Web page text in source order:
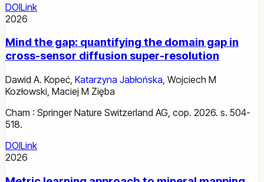
DOILink
2026
Mind the gap: quantifying the domain gap in
cross-sensor diffusion super-resolution
Dawid A. Kopeć Katarzyna Jabłońska Wojciech M
Kozłowski Maciej M Zięba
Cham : Springer Nature Switzerland AG, cop. 2026. s. 504-
518.
DOILink
2026